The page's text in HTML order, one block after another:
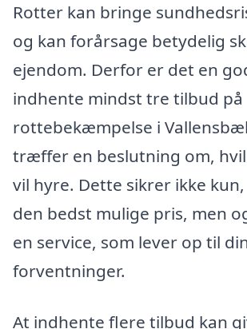
Rotter kan bringe
og kan forårsage betydelig
ejendom. Derfor er det en
indhente mindst tre tilbud på
rottebekæmpelse i
træffer en beslutning om,
vil hyre. Dette sikrer ikke
den bedst mulige pris, men
en service, som lever op til
forventninger.
At indhente flere tilbud kan